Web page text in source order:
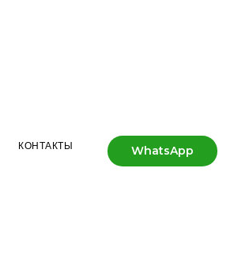
КОНТАКТЫ
WhatsApp